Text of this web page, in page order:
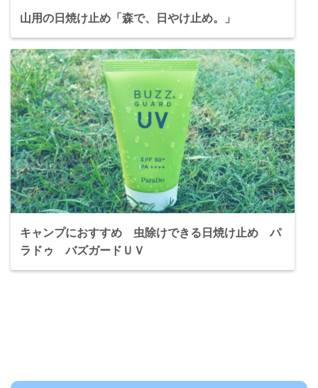
山用の日焼け止め「森で、日やけ止め。」
キャンプにおすすめ 虫除けできる日焼け止め パ
ラドゥ バズガードＵＶ